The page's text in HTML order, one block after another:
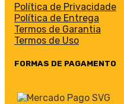
Política de Privacidade
Política de Entrega
Termos de Garantia
Termos de Uso
FORMAS DE PAGAMENTO